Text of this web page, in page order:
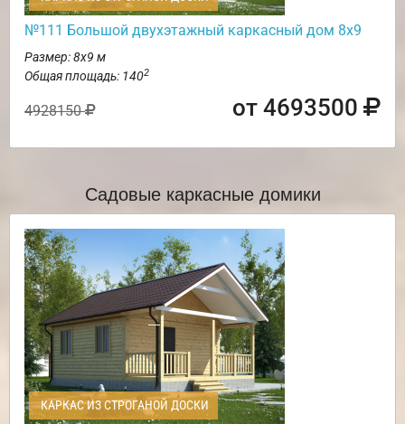
№111 Большой двухэтажный каркасный дом 8х9
Размер: 8х9 м
Общая площадь: 1402
4928150 от 4693500
Садовые каркасные домики
КАРКАС ИЗ СТРОГАНОЙ ДОСКИ